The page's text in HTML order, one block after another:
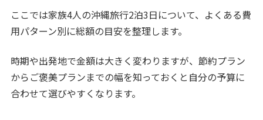
ここでは家族4人の沖縄旅行2泊3日について、よくある費
用パターン別に総額の目安を整理します。
時期や出発地で金額は大きく変わりますが、節約プラン
からご褒美プランまでの幅を知っておくと自分の予算に
合わせて選びやすくなります。